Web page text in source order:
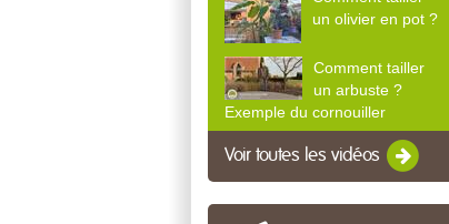
un olivier en pot ?
Comment tailler
un arbuste ?
Exemple du cornouiller
Voir toutes les vidéos